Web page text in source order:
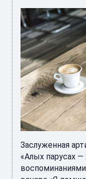
Заслуженная
«Алых парусах —